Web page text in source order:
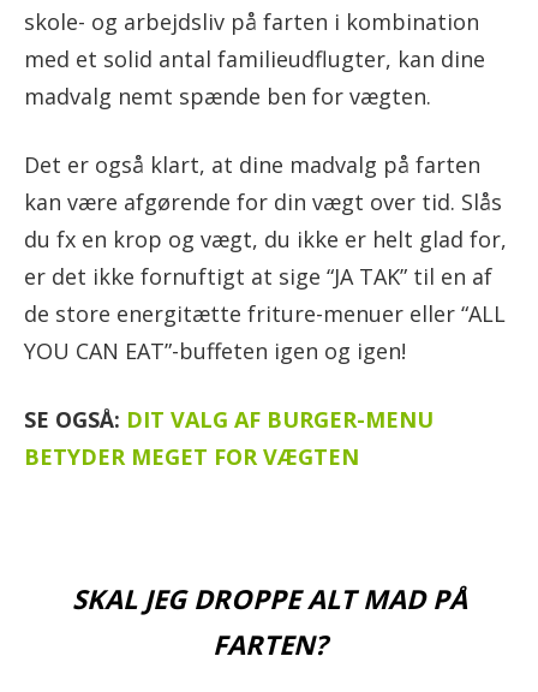
skole- og arbejdsliv på farten i kombination
med et solid antal familieudflugter, kan dine
madvalg nemt spænde ben for vægten.
Det er også klart, at dine madvalg på farten
kan være afgørende for din vægt over tid. Slås
du fx en krop og vægt, du ikke er helt glad for,
er det ikke fornuftigt at sige “JA TAK” til en af
de store energitætte friture-menuer eller “ALL
YOU CAN EAT”-buffeten igen og igen!
SE OGSÅ: DIT VALG AF BURGER-MENU
BETYDER MEGET FOR VÆGTEN
SKAL JEG DROPPE ALT MAD PÅ
FARTEN?